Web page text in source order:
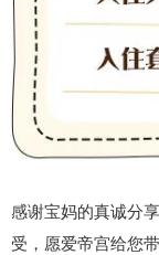
感谢宝妈的真诚分
受，愿爱帝宫给您